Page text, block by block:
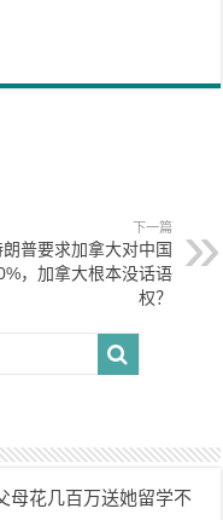
下一篇
普要求加拿大对中国
，加拿大根本没话语
权？
母花几百万送她留学不